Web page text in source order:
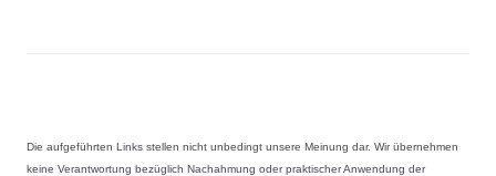
Die aufgeführten Links stellen nicht unbedingt unsere Meinung dar. Wir übernehmen
keine Verantwortung bezüglich Nachahmung oder praktischer Anwendung der